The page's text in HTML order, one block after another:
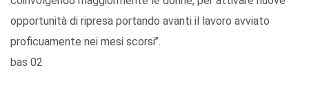
opportunità di ripresa portando avanti il lavoro avviato
proficuamente nei mesi scorsi’’.
bas 02